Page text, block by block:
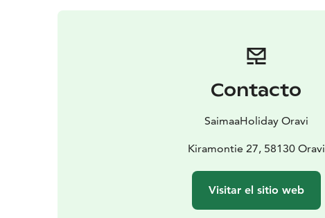
Contacto
SaimaaHoliday Oravi
Kiramontie 27, 58130 Oravi
Visitar el sitio web